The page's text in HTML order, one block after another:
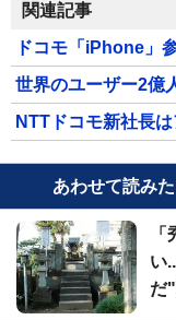
関連記事
ドコモ「iPhone」
世界のユーザー2億
NTTドコモ新社長
あわせて読み
い
だ